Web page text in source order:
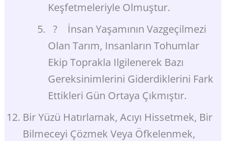
Keşfetmeleriyle Olmuştur.
? İnsan Yaşamının Vazgeçilmezi
Olan Tarım, Insanların Tohumlar
Ekip Toprakla Ilgilenerek Bazı
Gereksinimlerini Giderdiklerini Fark
Ettikleri Gün Ortaya Çıkmıştır.
Bir Yüzü Hatırlamak, Acıyı Hissetmek, Bir
Bilmeceyi Çözmek Veya Öfkelenmek,